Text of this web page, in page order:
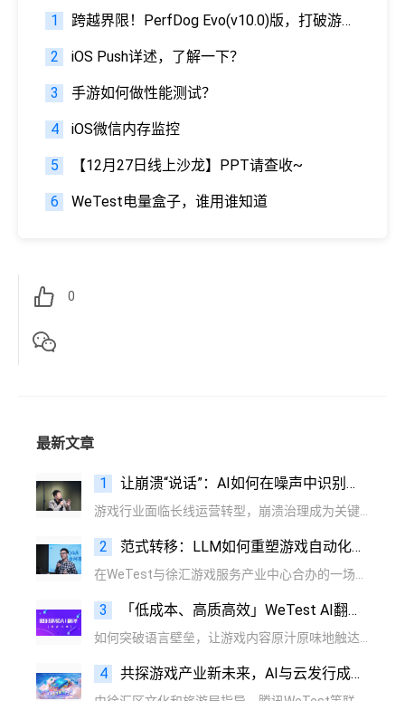
1 跨越界限！PerfDog Evo(v10.0)版，打破游戏与APP性能测试壁垒！
2 iOS Push详述，了解一下？
3 手游如何做性能测试？
4 iOS微信内存监控
5 【12月27日线上沙龙】PPT请查收~
6 WeTest电量盒子，谁用谁知道
0
最新文章
1 让崩溃“说话”：AI如何在噪声中识别根因信号？
2 范式转移：LLM如何重塑游戏自动化测试的底层逻辑
3 「低成本、高质高效」WeTest AI翻译限时免费
4 共探游戏产业新未来，AI与云发行成提效增值核心引擎